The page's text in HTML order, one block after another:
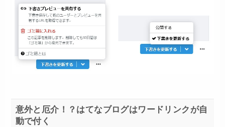
意外と厄介！？はてなブログはワードリンクが自
動で付く